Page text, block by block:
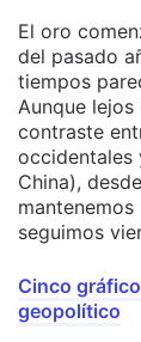
El oro
del pasado
tiempos
Aunque
contraste
occidentales
China),
seguimos
Cinco
geopolítico